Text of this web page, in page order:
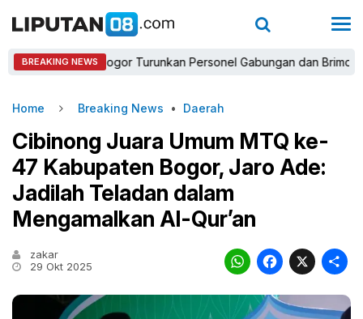
BREAKING NEWS
Kapolres Bogor Turunkan Personel Gabungan dan Brimob,
Home Breaking News • Daerah
Cibinong Juara Umum MTQ ke-
47 Kabupaten Bogor, Jaro Ade:
Jadilah Teladan dalam
Mengamalkan Al-Qur’an
zakar
29 Okt 2025
X